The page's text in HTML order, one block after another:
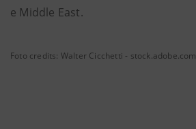
e Middle East.
Foto credits: Walter Cicchetti - stock.adobe.com